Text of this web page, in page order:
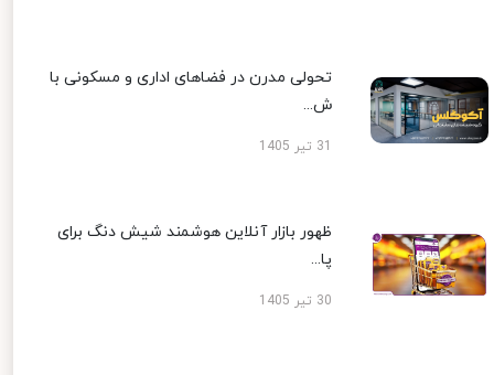
تحولی مدرن در فضاهای اداری و مسکونی با
ش...
ظهور بازار آنلاین هوشمند شیش دنگ برای
پا...
30 تیر 1405